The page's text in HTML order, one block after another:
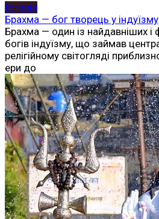
Історія
Брахма — бог творець у індуїзму
Брахма — один із найдавніших і
богів індуїзму, що займав
релігійному світогляді
ери до